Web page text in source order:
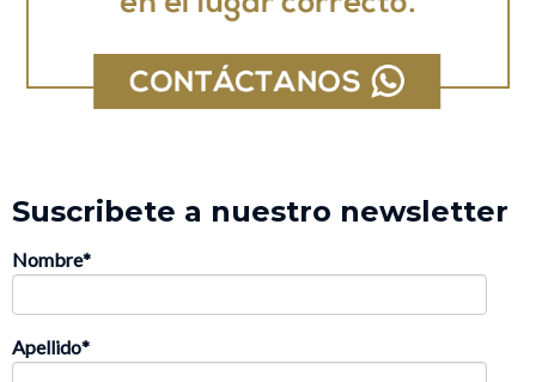
Suscribete a nuestro newsletter
Nombre*
Apellido*